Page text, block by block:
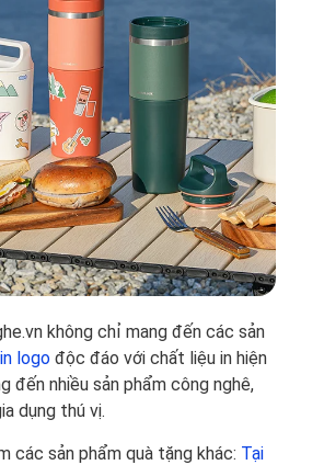
không chỉ mang đến các sản
logo độc đáo với chất liệu in hiện
đến nhiều sản phẩm công nghê,
dụng thú vị.
các sản phẩm quà tặng khác: Tại